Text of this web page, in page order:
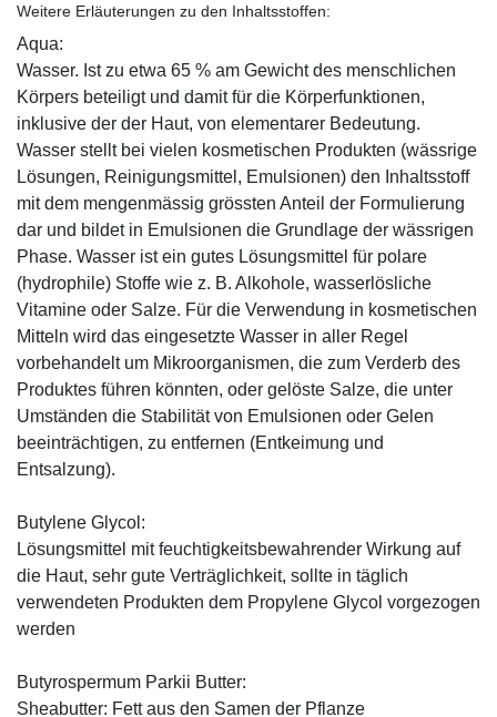
Weitere Erläuterungen zu den Inhaltsstoffen:
Aqua:
Wasser. Ist zu etwa 65 % am Gewicht des menschlichen
Körpers beteiligt und damit für die Körperfunktionen,
inklusive der der Haut, von elementarer Bedeutung.
Wasser stellt bei vielen kosmetischen Produkten (wässrige
Lösungen, Reinigungsmittel, Emulsionen) den Inhaltsstoff
mit dem mengenmässig grössten Anteil der Formulierung
dar und bildet in Emulsionen die Grundlage der wässrigen
Phase. Wasser ist ein gutes Lösungsmittel für polare
(hydrophile) Stoffe wie z. B. Alkohole, wasserlösliche
Vitamine oder Salze. Für die Verwendung in kosmetischen
Mitteln wird das eingesetzte Wasser in aller Regel
vorbehandelt um Mikroorganismen, die zum Verderb des
Produktes führen könnten, oder gelöste Salze, die unter
Umständen die Stabilität von Emulsionen oder Gelen
beeinträchtigen, zu entfernen (Entkeimung und
Entsalzung).
Butylene Glycol:
Lösungsmittel mit feuchtigkeitsbewahrender Wirkung auf
die Haut, sehr gute Verträglichkeit, sollte in täglich
verwendeten Produkten dem Propylene Glycol vorgezogen
werden
Butyrospermum Parkii Butter:
Sheabutter: Fett aus den Samen der Pflanze